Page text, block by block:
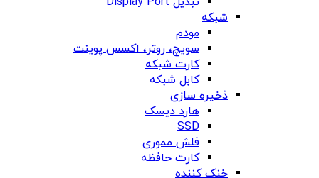
شبکه
مودم
سویچ، روتر، اکسس پوینت
کارت شبکه
کابل شبکه
ذخیره سازی
هارد دیسک
SSD
فلش مموری
کارت حافظه
خنک کننده